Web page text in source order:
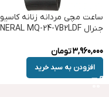
ساعت مچی مردانه زنانه کاسیو
جنرال GENERAL MQ-24-7B2LDF
3,960,000تومان
افزودن به سبد خرید